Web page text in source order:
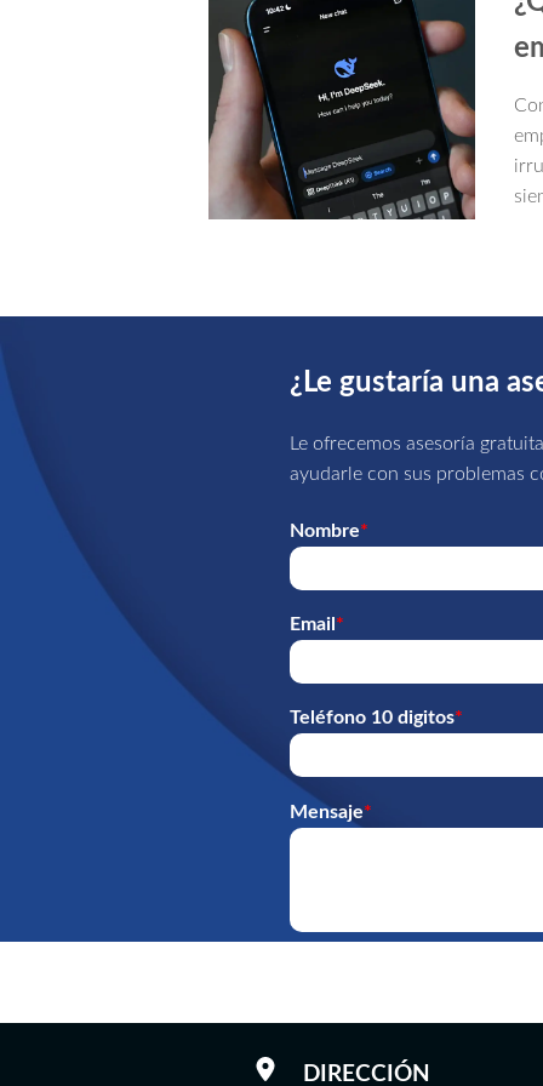
¿Le gustaría una
Le ofrecemos asesoría
ayudarle con sus problemas
Nombre*
Email *
Teléfono 10 digitos*
Mensaje*
DIRECCIÓN